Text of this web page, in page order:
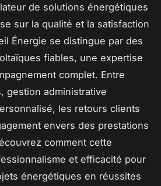
de solutions énergétiques
sur la qualité et la satisfaction
Énergie se distingue par des
fiables, une expertise
complet. Entre
gestion administrative
les retours clients
envers des prestations
comment cette
et efficacité pour
énergétiques en réussites